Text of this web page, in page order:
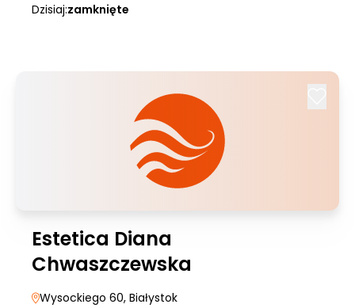
Dzisiaj:zamknięte
Estetica Diana
Chwaszczewska
Wysockiego 60, Białystok